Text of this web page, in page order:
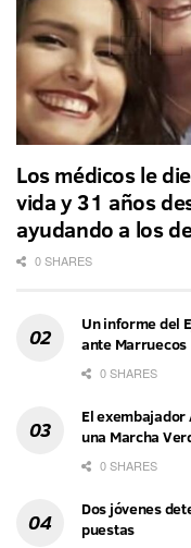
Los médicos le
vida y 31 años
ayudando a los
0 SHARES
Un informe del
ante Marruecos
0 SHARES
El
una Marcha
0 SHARES
Dos jóvenes
puestas